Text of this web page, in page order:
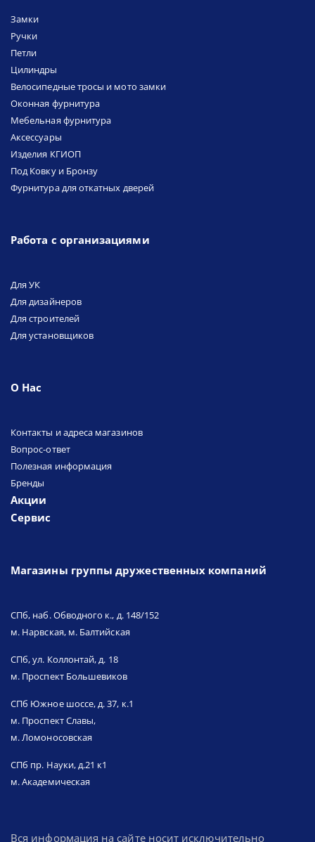
Замки
Ручки
Петли
Цилиндры
Велосипедные тросы и мото замки
Оконная фурнитура
Мебельная фурнитура
Аксессуары
Изделия КГИОП
Под Ковку и Бронзу
Фурнитура для откатных дверей
Работа с организациями
Для УК
Для дизайнеров
Для строителей
Для установщиков
О Нас
Контакты и адреса магазинов
Вопрос-ответ
Полезная информация
Бренды
Акции
Сервис
Магазины группы дружественных компаний
СПб, наб. Обводного к., д. 148/152
м. Нарвская, м. Балтийская
СПб, ул. Коллонтай, д. 18
м. Проспект Большевиков
СПб Южное шоссе, д. 37, к.1
м. Проспект Славы,
м. Ломоносовская
СПб пр. Науки, д.21 к1
м. Академическая
Вся информация на сайте носит исключительно